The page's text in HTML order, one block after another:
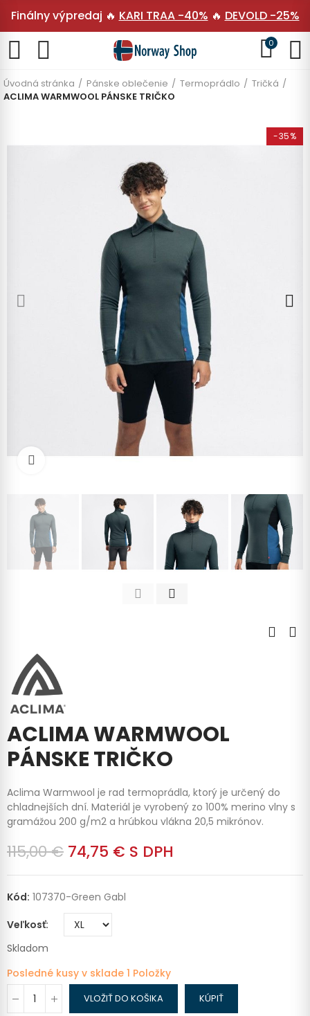
Finálny výpredaj 🔥 KARI TRAA -40% 🔥 DEVOLD -25%
0
Úvodná stránka Pánske oblečenie Termoprádlo
Tričká
ACLIMA WARMWOOL PÁNSKE TRIČKO
-35%
Kliknite pre zväčšenie
ACLIMA WARMWOOL
PÁNSKE TRIČKO
Aclima Warmwool je rad termoprádla, ktorý je určený do
chladnejších dní. Materiál je vyrobený zo 100% merino vlny s
gramážou 200 g/m2 a hrúbkou vlákna 20,5 mikrónov.
115,00 € 74,75 € S DPH
Kód: 107370-Green Gabl
Veľkosť
Skladom
Posledné kusy v sklade 1 Položky
VLOŽIŤ DO KOŠIKA KÚPIŤ